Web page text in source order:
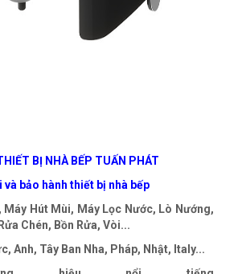
BỊ NHÀ BẾP TUẤN PHÁT
và bảo hành thiết bị nhà bếp
Máy Hút Mùi, Máy Lọc Nước, Lò Nướng,
Chén, Bồn Rửa, Vòi...
Anh, Tây Ban Nha, Pháp, Nhật, Italy...